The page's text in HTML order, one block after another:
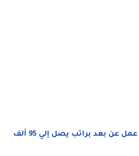
عقد عمل عن بعد براتب يصل إلي 95 ألف